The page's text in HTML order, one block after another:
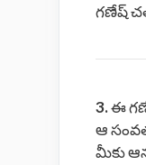
గణేష్
3.ఈ
ఆ
మీకు